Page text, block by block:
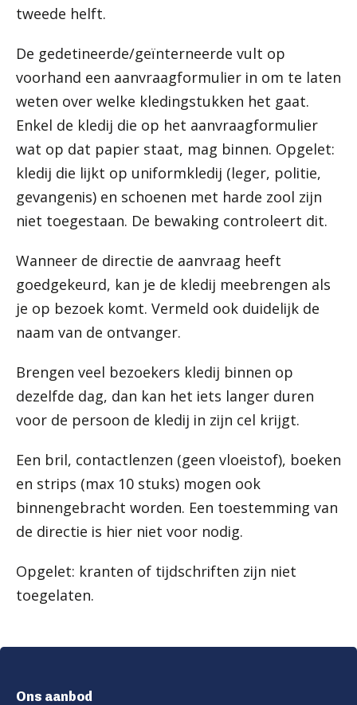
tweede helft.
De gedetineerde/geïnterneerde vult op
voorhand een aanvraagformulier in om te laten
weten over welke kledingstukken het gaat.
Enkel de kledij die op het aanvraagformulier
wat op dat papier staat, mag binnen. Opgelet:
kledij die lijkt op uniformkledij (leger, politie,
gevangenis) en schoenen met harde zool zijn
niet toegestaan. De bewaking controleert dit.
Wanneer de directie de aanvraag heeft
goedgekeurd, kan je de kledij meebrengen als
je op bezoek komt. Vermeld ook duidelijk de
naam van de ontvanger.
Brengen veel bezoekers kledij binnen op
dezelfde dag, dan kan het iets langer duren
voor de persoon de kledij in zijn cel krijgt.
Een bril, contactlenzen (geen vloeistof), boeken
en strips (max 10 stuks) mogen ook
binnengebracht worden. Een toestemming van
de directie is hier niet voor nodig.
Opgelet: kranten of tijdschriften zijn niet
toegelaten.
Ons aanbod